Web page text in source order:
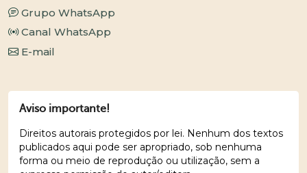
Grupo WhatsApp
Canal WhatsApp
E-mail
Aviso importante!
Direitos autorais protegidos por lei. Nenhum dos textos
publicados aqui pode ser apropriado, sob nenhuma
forma ou meio de reprodução ou utilização, sem a